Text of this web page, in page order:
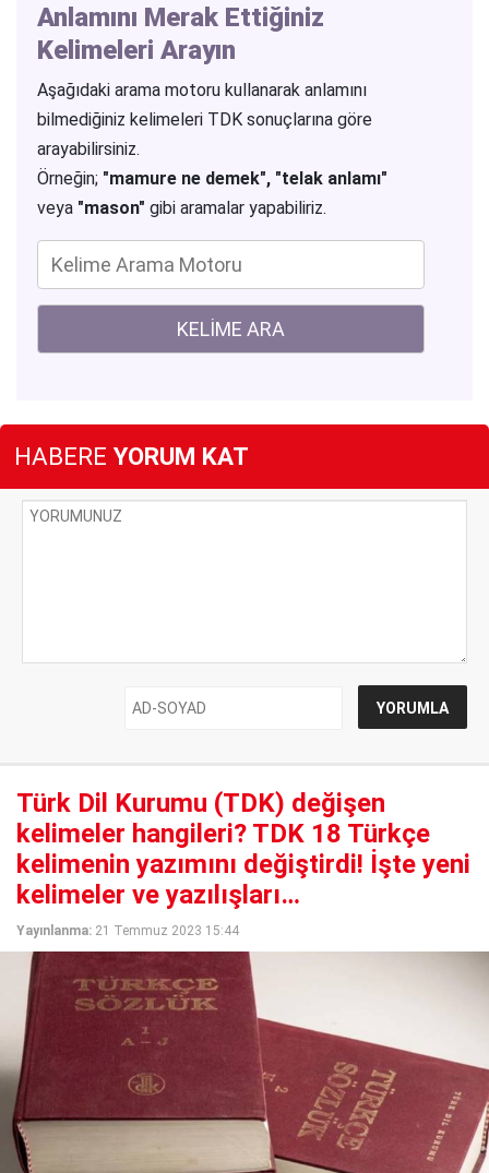
Anlamını Merak Ettiğiniz
Kelimeleri Arayın
Aşağıdaki arama motoru kullanarak anlamını
bilmediğiniz kelimeleri TDK sonuçlarına göre
arayabilirsiniz.
Örneğin; "mamure ne demek", "telak anlamı"
veya "mason" gibi aramalar yapabiliriz.
HABERE YORUM KAT
Türk Dil Kurumu (TDK) değişen
kelimeler hangileri? TDK 18 Türkçe
kelimenin yazımını değiştirdi! İşte yeni
kelimeler ve yazılışları…
Yayınlanma: 21 Temmuz 2023 15:44